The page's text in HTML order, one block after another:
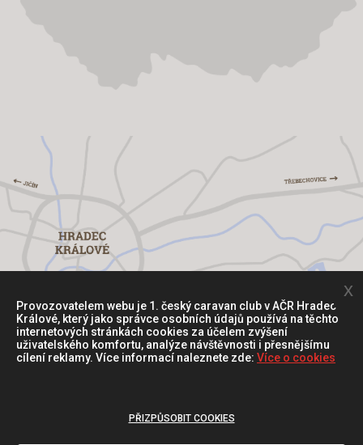
Provozovatelem webu je 1. český caravan club v AČR Hradec
Králové, který jako správce osobních údajů používá na těchto
internetových stránkách cookies za účelem zvýšení
uživatelského komfortu, analýze návštěvnosti i přesnějšímu
cílení reklamy. Více informací naleznete zde: Více o cookies
PŘIZPŮSOBIT COOKIES
x